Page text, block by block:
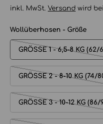
inkl. MwSt. Versand wird
Wollüberhosen - Größe
GRÖSSE 1 - 6,5-8 KG (62/
GRÖSSE 2 - 8-10 KG (74/
GRÖSSE 3 - 10-12 KG (86/